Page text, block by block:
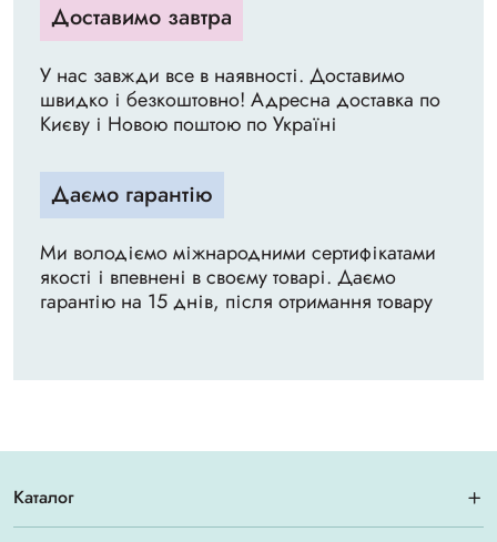
Доставимо завтра
У нас завжди все в наявності. Доставимо
швидко і безкоштовно! Адресна доставка по
Києву і Новою поштою по Україні
Даємо гарантію
Ми володіємо міжнародними сертифікатами
якості і впевнені в своєму товарі. Даємо
гарантію на 15 днів, після отримання товару
Каталог